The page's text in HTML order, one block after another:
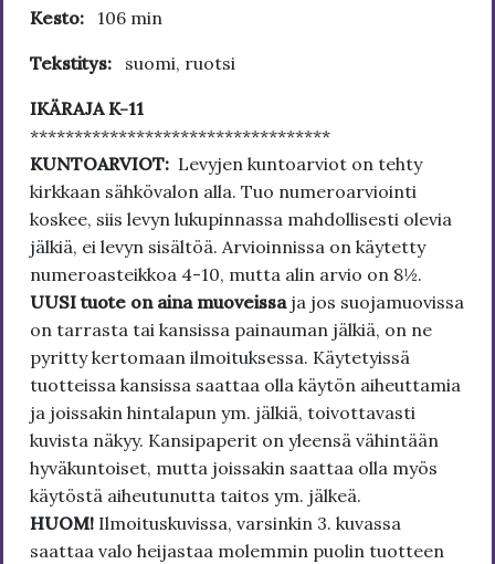
Kesto: 106 min
Tekstitys: suomi, ruotsi
IKÄRAJA K-11
**********************************
KUNTOARVIOT: Levyjen kuntoarviot on tehty
kirkkaan sähkövalon alla. Tuo numeroarviointi
koskee, siis levyn lukupinnassa mahdollisesti olevia
jälkiä, ei levyn sisältöä. Arvioinnissa on käytetty
numeroasteikkoa 4-10, mutta alin arvio on 8½.
UUSI tuote on aina muoveissa ja jos suojamuovissa
on tarrasta tai kansissa painauman jälkiä, on ne
pyritty kertomaan ilmoituksessa. Käytetyissä
tuotteissa kansissa saattaa olla käytön aiheuttamia
ja joissakin hintalapun ym. jälkiä, toivottavasti
kuvista näkyy. Kansipaperit on yleensä vähintään
hyväkuntoiset, mutta joissakin saattaa olla myös
käytöstä aiheutunutta taitos ym. jälkeä.
HUOM! Ilmoituskuvissa, varsinkin 3. kuvassa
saattaa valo heijastaa molemmin puolin tuotteen